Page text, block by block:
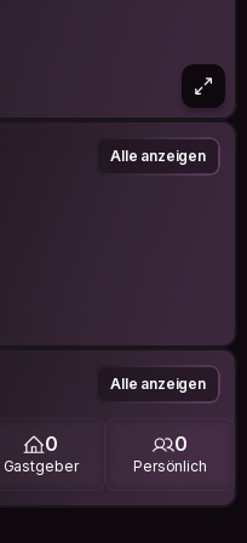
Alle anzeigen
Alle anzeigen
0
Gastgeber
0
Persönlich